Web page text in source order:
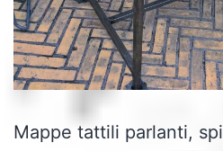
Mappe tattili parlanti,